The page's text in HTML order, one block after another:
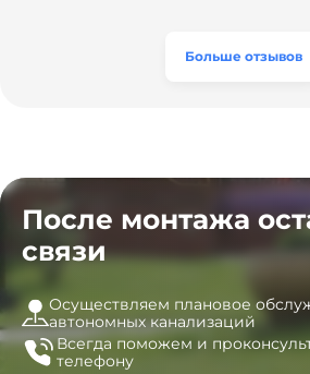
эту компанию всем, кто ищет
Больше отзывов
После монтажа
связи
Осуществляем плановое
автономных канализаций
Всегда поможем и
телефону